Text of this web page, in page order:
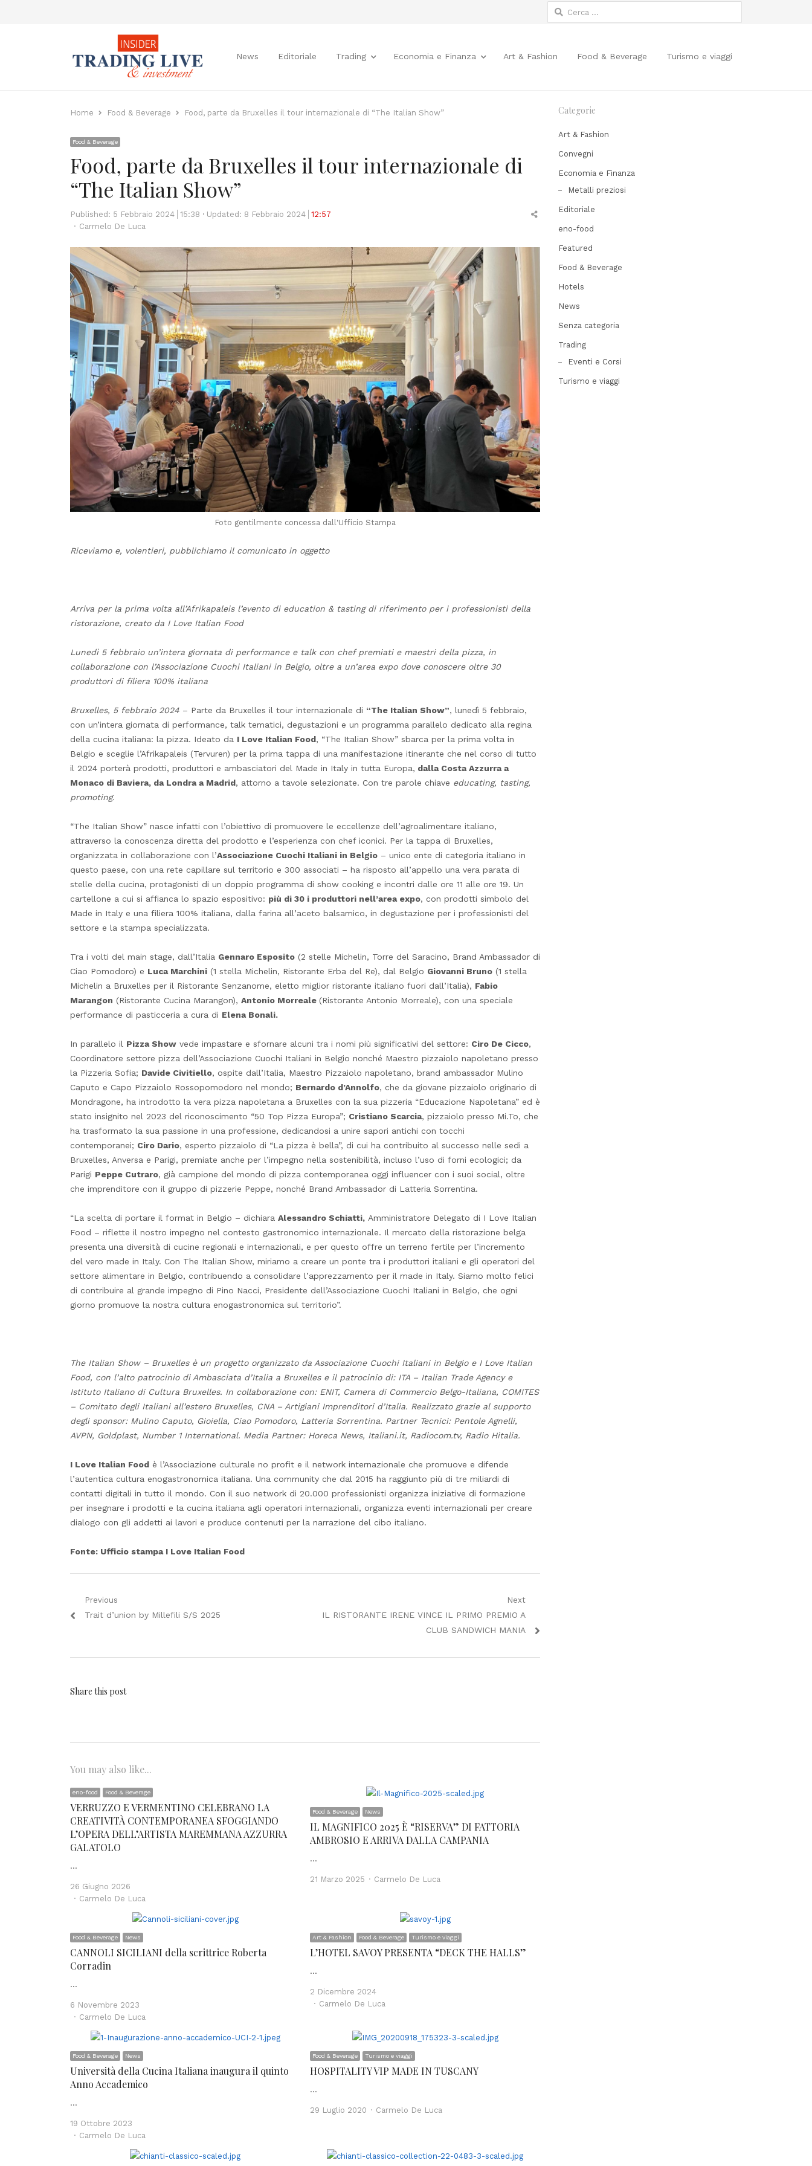
Ricerca
per:
News Editoriale Trading Economia e Finanza Art & Fashion Food & Beverage Turismo e viaggi
Home Food & Beverage Food, parte da Bruxelles il tour internazionale di “The Italian Show”
Food & Beverage
Food, parte da Bruxelles il tour internazionale di
“The Italian Show”
Published: 5 Febbraio 2024 15:38 Updated: 8 Febbraio 2024 12:57
Author
Carmelo De Luca
Share
Foto gentilmente concessa dall'Ufficio Stampa
Riceviamo e, volentieri, pubblichiamo il comunicato in oggetto
Arriva per la prima volta all’Afrikapaleis l’evento di education & tasting di riferimento per i professionisti della
ristorazione, creato da I Love Italian Food
Lunedì 5 febbraio un’intera giornata di performance e talk con chef premiati e maestri della pizza, in
collaborazione con l’Associazione Cuochi Italiani in Belgio, oltre a un’area expo dove conoscere oltre 30
produttori di filiera 100% italiana
Bruxelles, 5 febbraio 2024 – Parte da Bruxelles il tour internazionale di “The Italian Show”, lunedì 5 febbraio,
con un’intera giornata di performance, talk tematici, degustazioni e un programma parallelo dedicato alla regina
della cucina italiana: la pizza. Ideato da I Love Italian Food, “The Italian Show” sbarca per la prima volta in
Belgio e sceglie l’Afrikapaleis (Tervuren) per la prima tappa di una manifestazione itinerante che nel corso di tutto
il 2024 porterà prodotti, produttori e ambasciatori del Made in Italy in tutta Europa, dalla Costa Azzurra a
Monaco di Baviera, da Londra a Madrid, attorno a tavole selezionate. Con tre parole chiave educating, tasting,
promoting.
“The Italian Show” nasce infatti con l’obiettivo di promuovere le eccellenze dell’agroalimentare italiano,
attraverso la conoscenza diretta del prodotto e l’esperienza con chef iconici. Per la tappa di Bruxelles,
organizzata in collaborazione con l’Associazione Cuochi Italiani in Belgio – unico ente di categoria italiano in
questo paese, con una rete capillare sul territorio e 300 associati – ha risposto all’appello una vera parata di
stelle della cucina, protagonisti di un doppio programma di show cooking e incontri dalle ore 11 alle ore 19. Un
cartellone a cui si affianca lo spazio espositivo: più di 30 i produttori nell’area expo, con prodotti simbolo del
Made in Italy e una filiera 100% italiana, dalla farina all’aceto balsamico, in degustazione per i professionisti del
settore e la stampa specializzata.
Tra i volti del main stage, dall’Italia Gennaro Esposito (2 stelle Michelin, Torre del Saracino, Brand Ambassador di
Ciao Pomodoro) e Luca Marchini (1 stella Michelin, Ristorante Erba del Re), dal Belgio Giovanni Bruno (1 stella
Michelin a Bruxelles per il Ristorante Senzanome, eletto miglior ristorante italiano fuori dall’Italia), Fabio
Marangon (Ristorante Cucina Marangon), Antonio Morreale (Ristorante Antonio Morreale), con una speciale
performance di pasticceria a cura di Elena Bonali.
In parallelo il Pizza Show vede impastare e sfornare alcuni tra i nomi più significativi del settore: Ciro De Cicco,
Coordinatore settore pizza dell’Associazione Cuochi Italiani in Belgio nonché Maestro pizzaiolo napoletano presso
la Pizzeria Sofia; Davide Civitiello, ospite dall’Italia, Maestro Pizzaiolo napoletano, brand ambassador Mulino
Caputo e Capo Pizzaiolo Rossopomodoro nel mondo; Bernardo d’Annolfo, che da giovane pizzaiolo originario di
Mondragone, ha introdotto la vera pizza napoletana a Bruxelles con la sua pizzeria “Educazione Napoletana” ed è
stato insignito nel 2023 del riconoscimento “50 Top Pizza Europa”; Cristiano Scarcia, pizzaiolo presso Mi.To, che
ha trasformato la sua passione in una professione, dedicandosi a unire sapori antichi con tocchi
contemporanei; Ciro Dario, esperto pizzaiolo di “La pizza è bella”, di cui ha contribuito al successo nelle sedi a
Bruxelles, Anversa e Parigi, premiate anche per l’impegno nella sostenibilità, incluso l’uso di forni ecologici; da
Parigi Peppe Cutraro, già campione del mondo di pizza contemporanea oggi influencer con i suoi social, oltre
che imprenditore con il gruppo di pizzerie Peppe, nonché Brand Ambassador di Latteria Sorrentina.
“La scelta di portare il format in Belgio – dichiara Alessandro Schiatti, Amministratore Delegato di I Love Italian
Food – riflette il nostro impegno nel contesto gastronomico internazionale. Il mercato della ristorazione belga
presenta una diversità di cucine regionali e internazionali, e per questo offre un terreno fertile per l’incremento
del vero made in Italy. Con The Italian Show, miriamo a creare un ponte tra i produttori italiani e gli operatori del
settore alimentare in Belgio, contribuendo a consolidare l’apprezzamento per il made in Italy. Siamo molto felici
di contribuire al grande impegno di Pino Nacci, Presidente dell’Associazione Cuochi Italiani in Belgio, che ogni
giorno promuove la nostra cultura enogastronomica sul territorio”.
The Italian Show – Bruxelles è un progetto organizzato da Associazione Cuochi Italiani in Belgio e I Love Italian
Food, con l’alto patrocinio di Ambasciata d’Italia a Bruxelles e il patrocinio di: ITA – Italian Trade Agency e
Istituto Italiano di Cultura Bruxelles. In collaborazione con: ENIT, Camera di Commercio Belgo-Italiana, COMITES
– Comitato degli Italiani all’estero Bruxelles, CNA – Artigiani Imprenditori d’Italia. Realizzato grazie al supporto
degli sponsor: Mulino Caputo, Gioiella, Ciao Pomodoro, Latteria Sorrentina. Partner Tecnici: Pentole Agnelli,
AVPN, Goldplast, Number 1 International. Media Partner: Horeca News, Italiani.it, Radiocom.tv, Radio Hitalia.
I Love Italian Food è l’Associazione culturale no profit e il network internazionale che promuove e difende
l’autentica cultura enogastronomica italiana. Una community che dal 2015 ha raggiunto più di tre miliardi di
contatti digitali in tutto il mondo. Con il suo network di 20.000 professionisti organizza iniziative di formazione
per insegnare i prodotti e la cucina italiana agli operatori internazionali, organizza eventi internazionali per creare
dialogo con gli addetti ai lavori e produce contenuti per la narrazione del cibo italiano.
Fonte: Ufficio stampa I Love Italian Food
Navigazione
articoli
Previous
Previous
Trait d’union by Millefili S/S 2025
Next
Next
IL RISTORANTE IRENE VINCE IL PRIMO PREMIO A
CLUB SANDWICH MANIA
Share this post
You may also like...
eno-food Food & Beverage
VERRUZZO E VERMENTINO CELEBRANO LA
CREATIVITÀ CONTEMPORANEA SFOGGIANDO
L’OPERA DELL’ARTISTA MAREMMANA AZZURRA
GALATOLO
…
26 Giugno 2026
Author
Carmelo De Luca
Food & Beverage News
IL MAGNIFICO 2025 È “RISERVA” DI FATTORIA
AMBROSIO E ARRIVA DALLA CAMPANIA
…
21 Marzo 2025 Author
Carmelo De Luca
Food & Beverage News
CANNOLI SICILIANI della scrittrice Roberta
Corradin
…
6 Novembre 2023
Author
Carmelo De Luca
Art & Fashion Food & Beverage Turismo e viaggi
L’HOTEL SAVOY PRESENTA “DECK THE HALLS”
…
2 Dicembre 2024
Author
Carmelo De Luca
Food & Beverage News
Università della Cucina Italiana inaugura il quinto
Anno Accademico
…
19 Ottobre 2023
Author
Carmelo De Luca
Food & Beverage Turismo e viaggi
HOSPITALITY VIP MADE IN TUSCANY
…
29 Luglio 2020 Author
Carmelo De Luca
Categorie
Art & Fashion
Convegni
Economia e Finanza
Metalli preziosi
Editoriale
eno-food
Featured
Food & Beverage
Hotels
News
Senza categoria
Trading
Eventi e Corsi
Turismo e viaggi